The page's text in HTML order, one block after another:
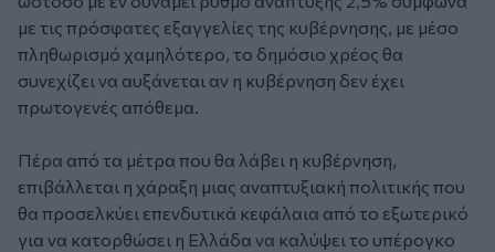
με τις πρόσφατες εξαγγελίες της κυβέρνησης, με μέσο
πληθωρισμό χαμηλότερο, το δημόσιο χρέος θα
συνεχίζει να αυξάνεται αν η κυβέρνηση δεν έχει
πρωτογενές απόθεμα.
Πέρα από τα μέτρα που θα λάβει η κυβέρνηση,
επιβάλλεται η χάραξη μιας αναπτυξιακή πολιτικής που
θα προσελκύει επενδυτικά κεφάλαια από το εξωτερικό
για να κατορθώσει η Ελλάδα να καλύψει το υπέρογκο